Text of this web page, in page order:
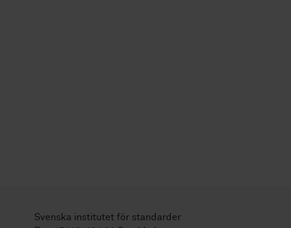
Svenska institutet för standarder